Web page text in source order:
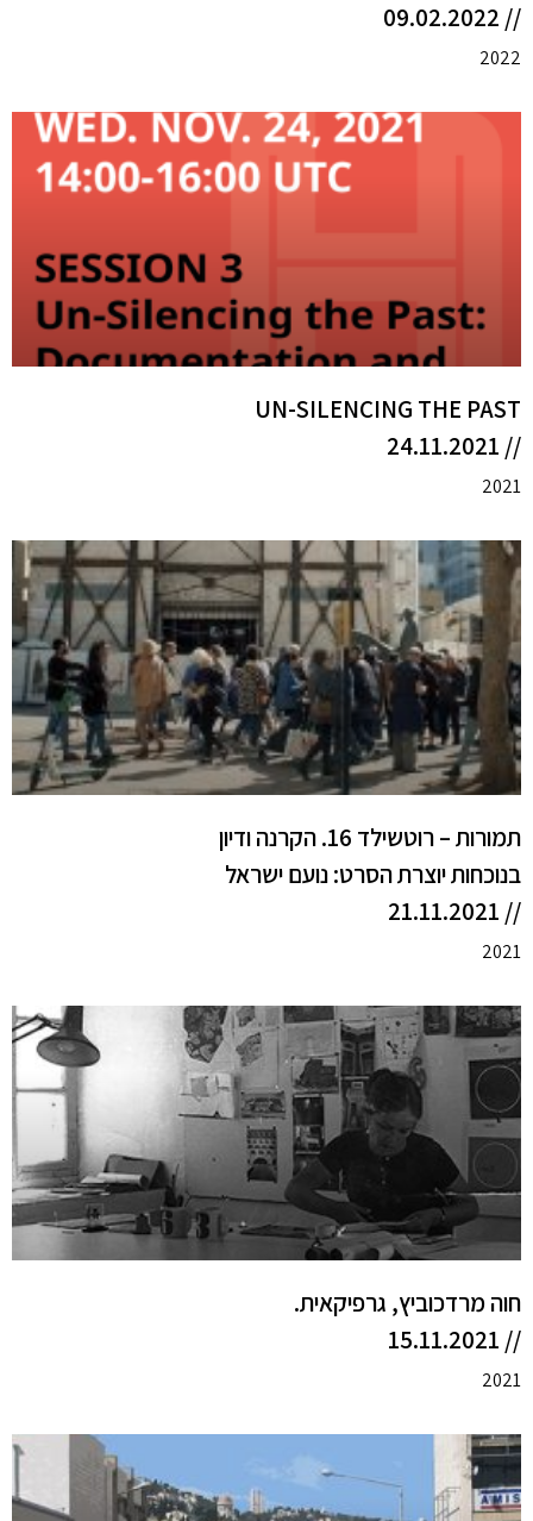
// 09.02.2022
2022
UN-SILENCING THE PAST
// 24.11.2021
2021
תמורות – רוטשילד 16. הקרנה ודיון
בנוכחות יוצרת הסרט: נועם ישראל
// 21.11.2021
2021
חוה מרדכוביץ, גרפיקאית.
// 15.11.2021
2021